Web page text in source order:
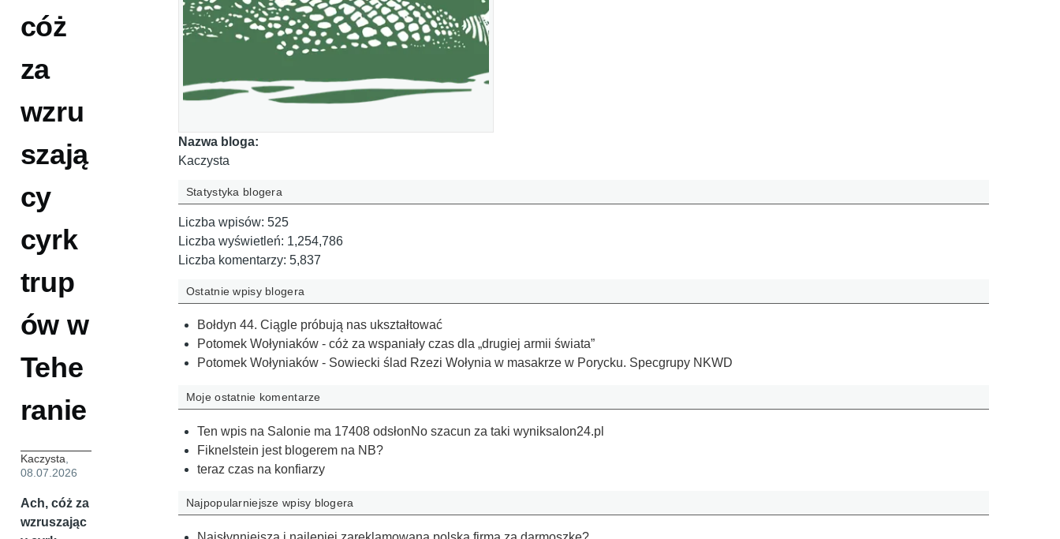
cóż
za
wzru
szają
cy
cyrk
trup
ów w
Tehe
ranie
Kaczysta,
08.07.2026
Ach, cóż za
wzruszając
Nazwa bloga:
Kaczysta
Statystyka blogera
Liczba wpisów: 525
Liczba wyświetleń: 1,254,786
Liczba komentarzy: 5,837
Ostatnie wpisy blogera
Bołdyn 44. Ciągle próbują nas ukształtować
Potomek Wołyniaków - cóż za wspaniały czas dla „drugiej armii świata”
Potomek Wołyniaków - Sowiecki ślad Rzezi Wołynia w masakrze w Porycku. Specgrupy NKWD
Moje ostatnie komentarze
Ten wpis na Salonie ma 17408 odsłonNo szacun za taki wyniksalon24.pl
Fiknelstein jest blogerem na NB?
teraz czas na konfiarzy
Najpopularniejsze wpisy blogera